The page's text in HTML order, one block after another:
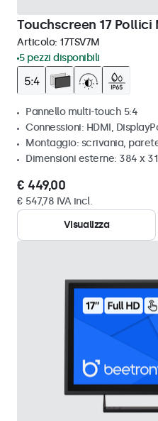
Touchscreen 17
Articolo: 17TSV7M
5 pezzi disponibili
Pannello multi-touch 5:4
Connessioni: HDMI,
Montaggio: scrivania,
Dimensioni esterne: 384 x
€ 449,00
€ 547,78 IVA incl.
Visualizza